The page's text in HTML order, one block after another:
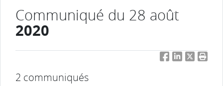
Communiqué du 28 août
2020
FacebookLinkedIn
Twitter
2 communiqués